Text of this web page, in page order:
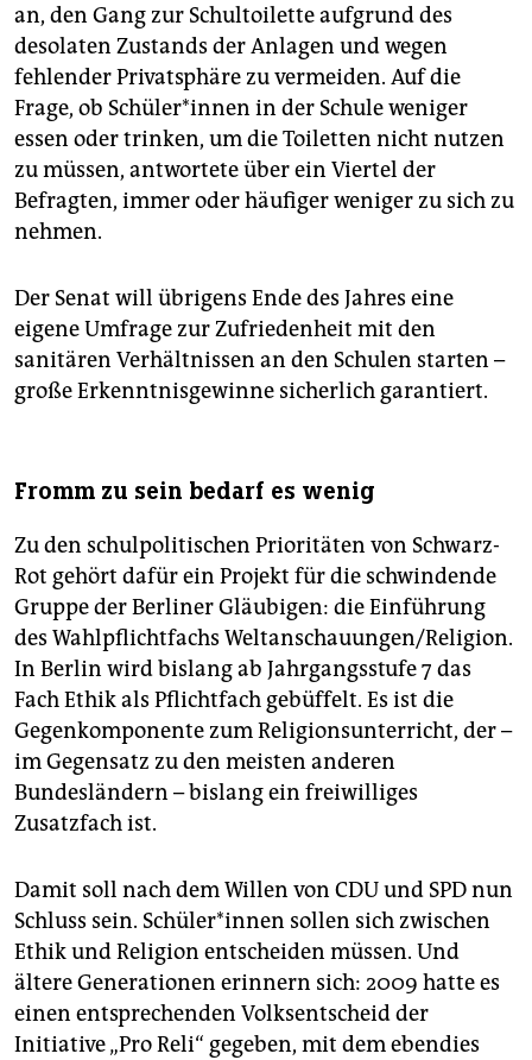
an, den Gang zur Schultoilette aufgrund des
desolaten Zustands der Anlagen und wegen
fehlender Privatsphäre zu vermeiden. Auf die
Frage, ob Schü­le­r*in­nen in der Schule weniger
essen oder trinken, um die Toiletten nicht nutzen
zu müssen, antwortete über ein Viertel der
Befragten, immer oder häufiger weniger zu sich zu
nehmen.
Der Senat will übrigens Ende des Jahres eine
eigene Umfrage zur Zufriedenheit mit den
sanitären Verhältnissen an den Schulen starten –
große Erkenntnisgewinne sicherlich garantiert.
Fromm zu sein bedarf es wenig
Zu den schulpolitischen Prioritäten von Schwarz-
Rot gehört dafür ein Projekt für die schwindende
Gruppe der Berliner Gläubigen: die Einführung
des Wahlpflichtfachs Weltanschauungen/Religion.
In Berlin wird bislang ab Jahrgangsstufe 7 das
Fach Ethik als Pflichtfach gebüffelt. Es ist die
Gegenkomponente zum Religionsunterricht, der –
im Gegensatz zu den meisten anderen
Bundesländern – bislang ein freiwilliges
Zusatzfach ist.
Damit soll nach dem Willen von CDU und SPD nun
Schluss sein. Schü­le­r*in­nen sollen sich zwischen
Ethik und Religion entscheiden müssen. Und
ältere Generationen erinnern sich: 2009 hatte es
einen entsprechenden Volksentscheid der
Initiative „Pro Reli“ gegeben, mit dem ebendies